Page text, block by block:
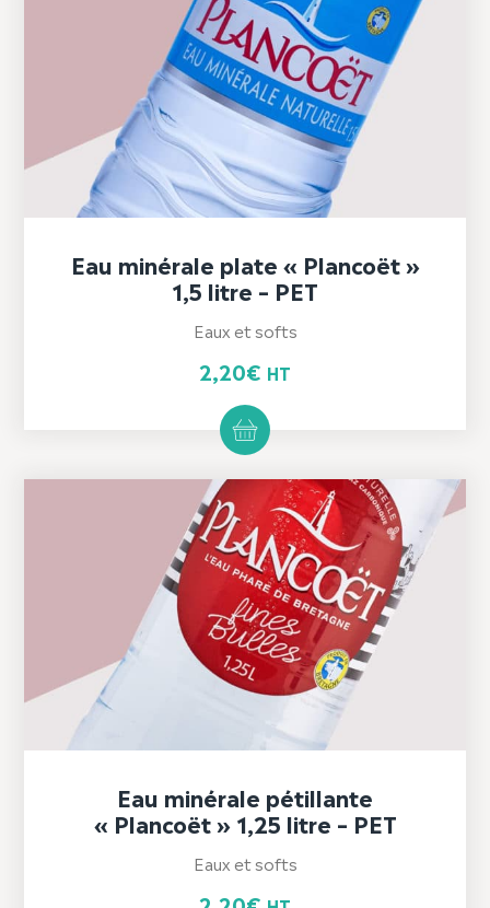
Eau minérale plate « Plancoët »
1,5 litre – PET
Eaux et softs
2,20€ HT
Eau minérale pétillante
« Plancoët » 1,25 litre – PET
Eaux et softs